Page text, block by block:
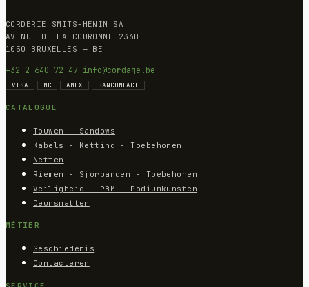
CORDERIE SMITS-HENIN SA
AVENUE DE LA COURONNE 236B
1050 BRUXELLES — BE
+32 2 640 72 47 info@cordage.be
VISA MC AMEX BANCONTACT
CATALOGUE
Touwen - Sandows
Kabels - Ketting - Toebehoren
Netten
Riemen - Sjorbanden - Toebehoren
Veiligheid – PBM – Podiumkunsten
Deursmatten
MÉTIER
Geschiedenis
Contacteren